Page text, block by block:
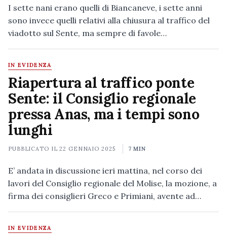
I sette nani erano quelli di Biancaneve, i sette anni
sono invece quelli relativi alla chiusura al traffico del
viadotto sul Sente, ma sempre di favole…
IN EVIDENZA
Riapertura al traffico ponte
Sente: il Consiglio regionale
pressa Anas, ma i tempi sono
lunghi
PUBBLICATO IL22 GENNAIO 2025 7 MIN
E’ andata in discussione ieri mattina, nel corso dei
lavori del Consiglio regionale del Molise, la mozione, a
firma dei consiglieri Greco e Primiani, avente ad…
IN EVIDENZA